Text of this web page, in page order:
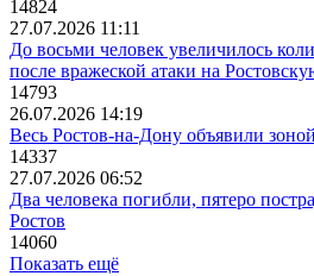
14824
27.07.2026 11:11
До восьми человек увеличилось
после вражеской атаки на
14793
26.07.2026 14:19
Весь Ростов-на-Дону объявили
14337
27.07.2026 06:52
Два человека погибли, пятеро
Ростов
14060
Показать ещё